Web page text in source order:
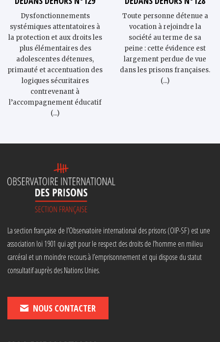
Dysfonctionnements
systémiques attentatoires à
la protection et aux droits les
plus élémentaires des
adolescent·es détenu·es,
primauté et accentuation des
logiques sécuritaires
contrevenant à
l’accompagnement éducatif
(...)
Toute personne détenue a
vocation à rejoindre la
société au terme de sa
peine : cette évidence est
largement perdue de vue
dans les prisons françaises.
(...)
La section française de l’Observatoire international des prisons (OIP-SF) est une
association loi 1901 qui agit pour le respect des droits de l’homme en milieu
carcéral et un moindre recours à l’emprisonnement et qui dispose du statut
consultatif auprès des Nations Unies.
NOUS CONTACTER